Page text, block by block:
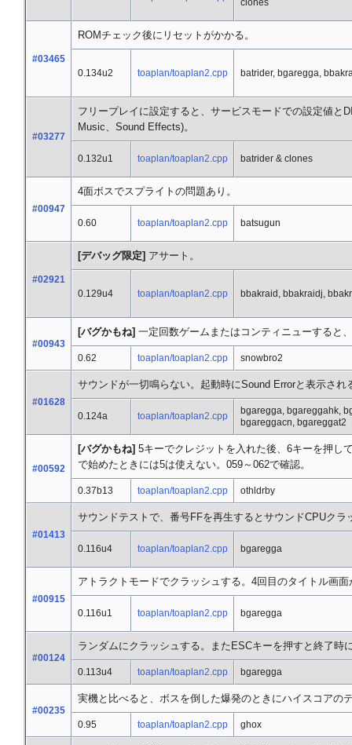
clones
#03465
ROMチェック後にリセットがかかる。
0.134u2 toaplan/toaplan2.cpp batrider, bgaregga,
#03277
フリープレイに設定すると、サービスモードでの設定値と
Music、Sound Effects)。
0.132u1 toaplan/toaplan2.cpp batrider & clones
#00947
4面ボスでスプライトの問題あり。
0.60 toaplan/toaplan2.cpp batsugun
#02921
[デバッグ限定] アサート。
0.129u4 toaplan/toaplan2.cpp bbakraid, bbakraidj,
#00943
[バグかもね] 一定回数ゲームまたはコンティニューすると
0.62 toaplan/toaplan2.cpp snowbro2
#01628
サウンドが一切鳴らない。起動時にSound Errorと表示され
0.124a toaplan/toaplan2.cpp
bgaregga, bgareggahk,
bgareggacn, bgareggat2
#00592
[バグかもね] 5キーでクレジットを入れた後、6キーを押し
で始めたときには5は使えない。059～062で確認。
0.37b13 toaplan/toaplan2.cpp othldrby
#01413
サウンドテストで、番号FFを再生するとサウンドCPUク
0.116u4 toaplan/toaplan2.cpp bgaregga
#00915
アトラクトモードでクラッシュする。4回目のタイトル画
0.116u1 toaplan/toaplan2.cpp bgaregga
#00124
ランダムにクラッシュする。またESCキーを押すと終了時
0.113u4 toaplan/toaplan2.cpp bgaregga
#00235
実機と比べると、ボスを倒した爆発のときにハイスコアの
0.95 toaplan/toaplan2.cpp ghox